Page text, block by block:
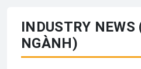
INDUSTRY
NGÀNH)